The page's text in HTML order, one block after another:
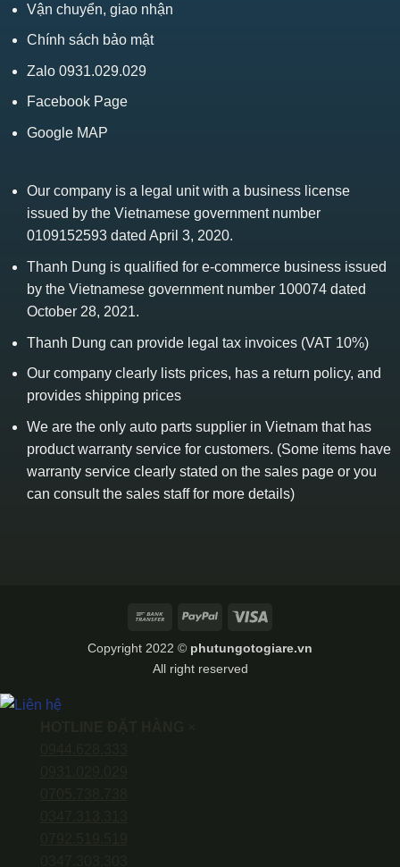
Vận chuyển, giao nhận
Chính sách bảo mật
Zalo 0931.029.029
Facebook Page
Google MAP
Our company is a legal unit with a business license
issued by the Vietnamese government number
0109152593 dated April 3, 2020.
Thanh Dung is qualified for e-commerce business issued
by the Vietnamese government number 100074 dated
October 28, 2021.
Thanh Dung can provide legal tax invoices (VAT 10%)
Our company clearly lists prices, has a return policy, and
provides shipping prices
We are the only auto parts supplier in Vietnam that has
product warranty service for customers. (Some items have
warranty service clearly stated on the sales page or you
can consult the sales staff for more details)
Bank
PayPal
Copyright 2022 © phutungotogiare.vn
All right reserved